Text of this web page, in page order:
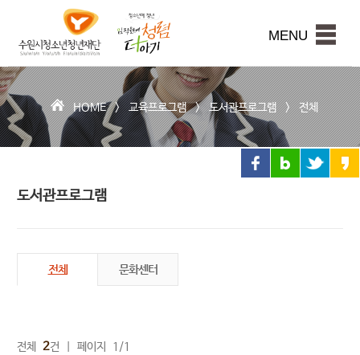
본문내용 바로가기
시
청
소
년
청
년
재
단
MENU
HOME >교육프로그램>도서관프로그램>전체
도서관프로그램
전체 문화센터
전체 2건 | 페이지 1/1